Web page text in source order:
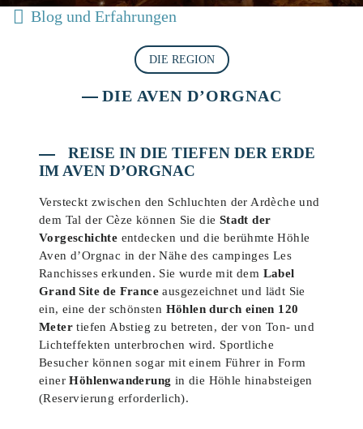
Blog und Erfahrungen
DIE REGION
DIE AVEN D’ORGNAC
REISE IN DIE TIEFEN DER ERDE
IM AVEN D’ORGNAC
Versteckt zwischen den Schluchten der Ardèche und
dem Tal der Cèze können Sie die Stadt der
Vorgeschichte entdecken und die berühmte Höhle
Aven d’Orgnac in der Nähe des campinges Les
Ranchisses erkunden. Sie wurde mit dem Label
Grand Site de France ausgezeichnet und lädt Sie
ein, eine der schönsten Höhlen durch einen 120
Meter tiefen Abstieg zu betreten, der von Ton- und
Lichteffekten unterbrochen wird. Sportliche
Besucher können sogar mit einem Führer in Form
einerHöhlenwanderung in die Höhle hinabsteigen
(Reservierung erforderlich).